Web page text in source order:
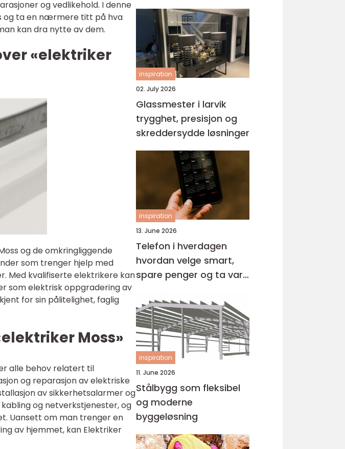
og vedlikehold. I denne
og ta en nærmere titt på hva
kan dra nytte av dem.
«elektriker
og de omkringliggende
som trenger hjelp med
Med kvalifiserte elektrikere kan
som elektrisk oppgradering av
for sin pålitelighet, faglig
Moss»
alle behov relatert til
og reparasjon av elektriske
av sikkerhetsalarmer og
og netverkstjenester, og
Uansett om man trenger en
av hjemmet, kan Elektriker
inspiration
02. July 2026
Glassmester i larvik
trygghet, presisjon og
skreddersydde løsninger
inspiration
13. June 2026
Telefon i hverdagen
hvordan velge smart,
spare penger og ta vare
inspiration
11. June 2026
Stålbygg som fleksibel
og moderne
byggeløsning